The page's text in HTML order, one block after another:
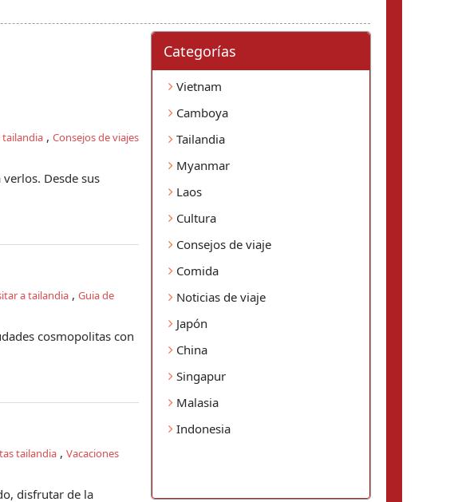
tailandia, Consejos de viajes
Desde sus
a tailandia, Guia de
cosmopolitas con
tailandia, Vacaciones
disfrutar de la
Categorí­as
Vietnam
Camboya
Tailandia
Myanmar
Laos
Cultura
Consejos de viaje
Comida
Noticias de viaje
Japón
China
Singapur
Malasia
Indonesia